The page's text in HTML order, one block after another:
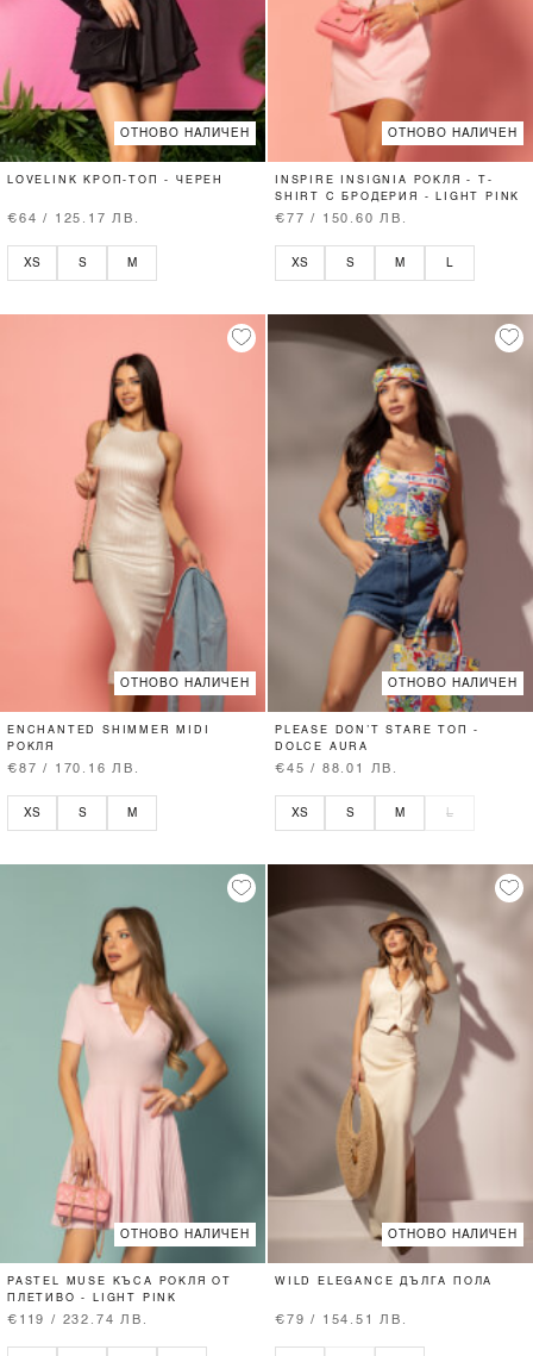
ОТНОВО НАЛИЧЕН
LOVELINK КРОП-ТОП - ЧЕРЕН
€64 / 125.17 ЛВ.
XS S M
ОТНОВО НАЛИЧЕН
INSPIRE INSIGNIA РОКЛЯ - T-
SHIRT С БРОДЕРИЯ - LIGHT PINK
€77 / 150.60 ЛВ.
XS S M
ОТНОВО НАЛИЧЕН
ENCHANTED SHIMMER MIDI
РОКЛЯ
€87 / 170.16 ЛВ.
XS S M
ОТНОВО НАЛИЧЕН
PLEASE DON’T STARE ТОП -
DOLCE AURA
€45 / 88.01 ЛВ.
XS S M L
ОТНОВО НАЛИЧЕН
PASTEL MUSE КЪСА РОКЛЯ ОТ
ПЛЕТИВО - LIGHT PINK
€119 / 232.74 ЛВ.
ОТНОВО НАЛИЧЕН
WILD ELEGANCE ДЪЛГА ПОЛА
€79 / 154.51 ЛВ.